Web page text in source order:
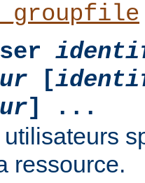
[
] ...
ressource.